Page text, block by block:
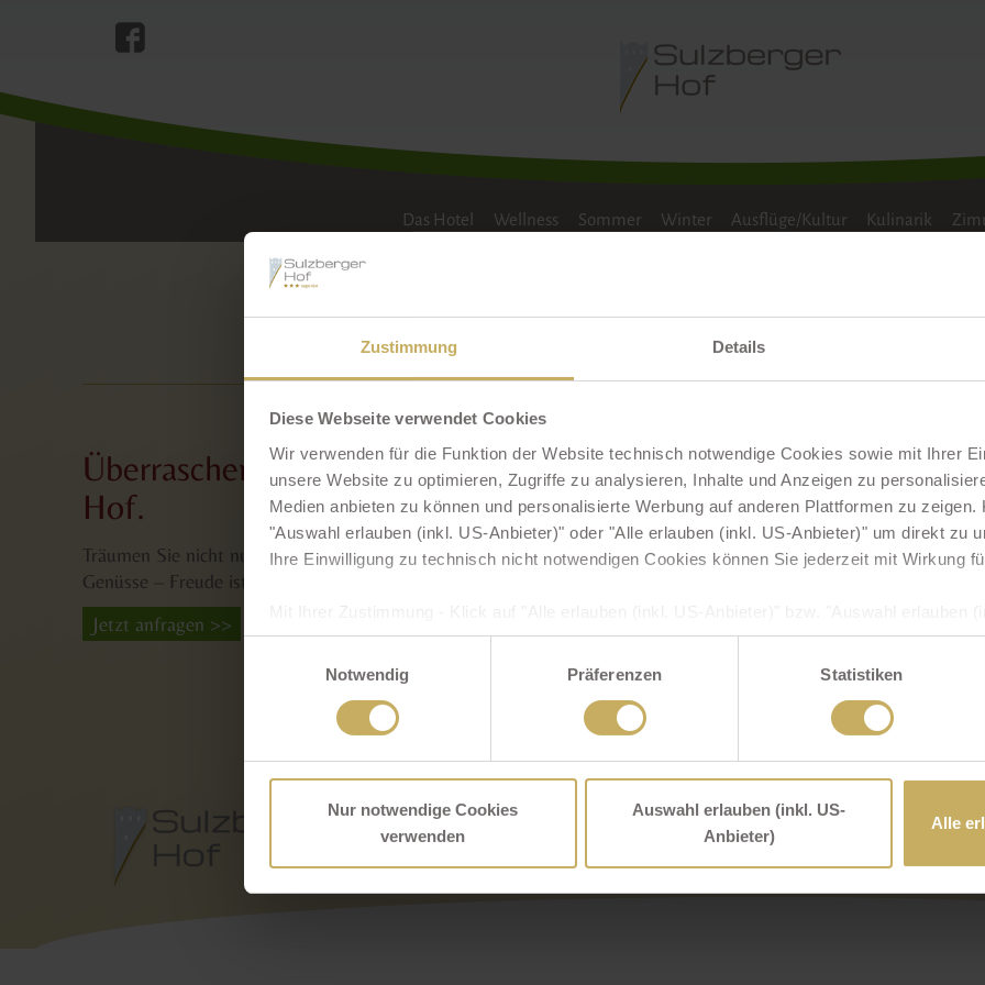
Zustimmung Details
Diese Webseite verwendet Cookies
Wir verwenden für die Funktion der Website technisch notwendige Cookies sowie mit Ihrer
unsere Website zu optimieren, Zugriffe zu analysieren, Inhalte und Anzeigen zu
Medien anbieten zu können und personalisierte Werbung auf anderen Plattformen zu zeigen.
"Auswahl erlauben (inkl. US-Anbieter)" oder "Alle erlauben (inkl. US-Anbieter)" um direkt zu
Ihre Einwilligung zu technisch nicht notwendigen Cookies können Sie jederzeit mit Wirkung
Sie gem. Art. 49 (1) lit. a DSGVO zugleich ausdrücklich ein, dass auch Anbieter in den USA
diesem Fall ist es möglich, dass die übermittelten Daten durch US-Behörden zu Kontroll- und
zu den auf unserer Website eingesetzten (US)-Diensten finden Sie in unserer
Notwendig
Präferenzen Statistiken
Nur notwendige Cookies
verwenden
Auswahl erlauben (inkl. US-
Anbieter)
Alle
Das Hotel Wellness Sommer Winter Ausflüge/Kultur Kulinarik
Schenken Sie Freude!
Überraschen Sie Ihre(n) Liebste(n) mit einem
Hof.
Träumen Sie nicht nur davon, sondern schenken Sie Ihren Liebsten ein Stück pures Lebensgefühl! Ob
Genüsse – Freude ist garantiert!
Jetzt anfragen >>
Datenschutzerklärung Online-Streitbeilegung
Presse
Newsletter
Jobs - Arbeiten im Sulzberger Hof